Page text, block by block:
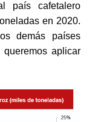
país cafetalero
en 2020.
demás países
aplicar